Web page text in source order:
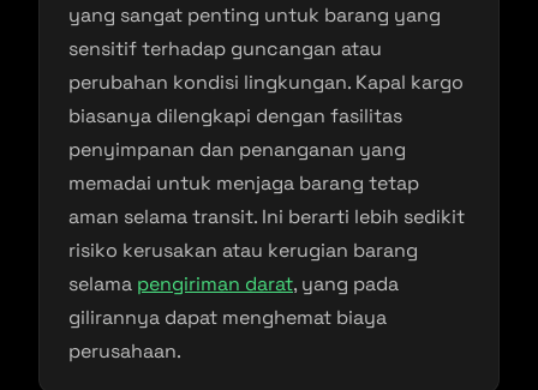
yang sangat penting untuk barang yang
sensitif terhadap guncangan atau
perubahan kondisi lingkungan. Kapal kargo
biasanya dilengkapi dengan fasilitas
penyimpanan dan penanganan yang
memadai untuk menjaga barang tetap
aman selama transit. Ini berarti lebih sedikit
risiko kerusakan atau kerugian barang
selama pengiriman darat, yang pada
gilirannya dapat menghemat biaya
perusahaan.